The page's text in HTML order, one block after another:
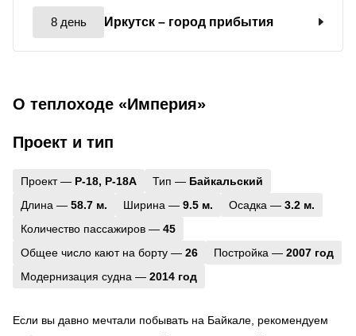
8 день Иркутск – город прибытия
О теплоходе «Империя»
Проект и тип
Проект — Р-18, Р-18А Тип — Байкальский
Длина — 58.7 м. Ширина — 9.5 м. Осадка — 3.2 м.
Количество пассажиров — 45
Общее число кают на борту — 26 Постройка — 2007 год
Модернизация судна — 2014 год
Если вы давно мечтали побывать на Байкале, рекомендуем